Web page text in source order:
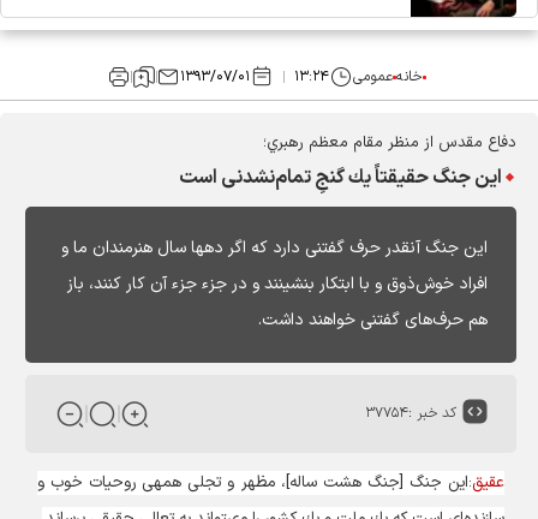
خانهعمومی ۱۳:۲۴ ۱۳۹۳/۰۷/۰۱
دفاع مقدس از منظر مقام معظم رهبري؛
اين جنگ حقيقتاً يك گنجِ تمام‌نشدنى است
اين جنگ آن‏قدر حرف گفتنى دارد كه اگر دهها سال هنرمندان ما و
افراد خوش‌ذوق و با ابتكار بنشينند و در جزء جزء آن كار كنند، باز
هم حرف‌هاى گفتنى خواهند داشت.
کد خبر :۳۷۷۵۴
عقیق:اين جنگ [جنگ هشت ساله‏]، مظهر و تجلى همه‏ى روحيات خوب و